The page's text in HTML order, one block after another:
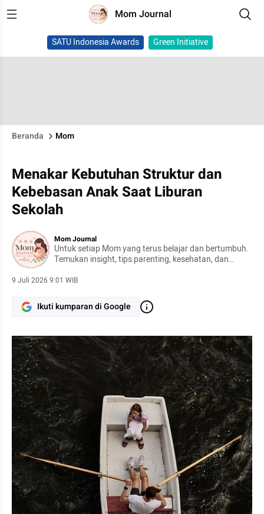
Mom Journal
SATU Indonesia Awards Green Initiative
Beranda Mom
Menakar Kebutuhan Struktur dan
Kebebasan Anak Saat Liburan
Sekolah
Mom Journal
Untuk setiap Mom yang terus belajar dan bertumbuh.
Temukan insight, tips parenting, kesehatan, dan
9 Juli 2026 9:01 WIB
Ikuti kumparan di Google